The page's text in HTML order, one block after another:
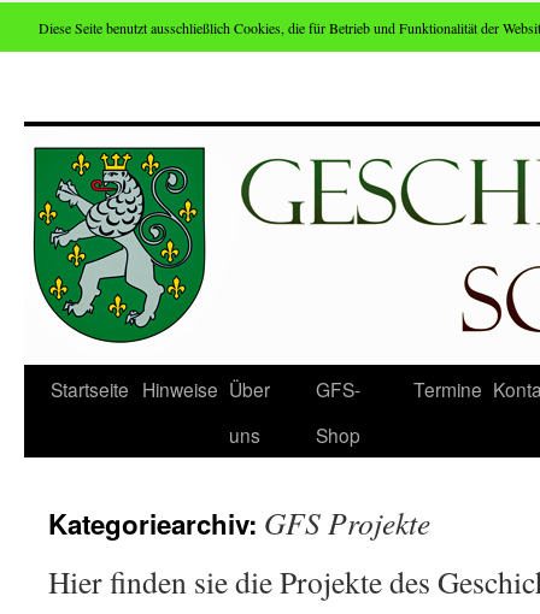
Zum
Inhalt
Startseite Hinweise Über
uns
GFS-
Shop
Termine
Kategoriearchiv: GFS Projekte
Hier finden sie die Projekte des
Diese Seite benutzt ausschließlich Cookies, die für Betrieb und Funktionalität der